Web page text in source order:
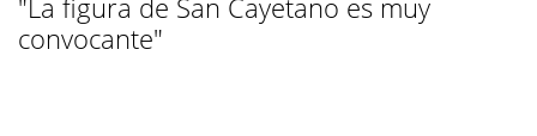
"La figura de San Cayetano es muy
convocante"